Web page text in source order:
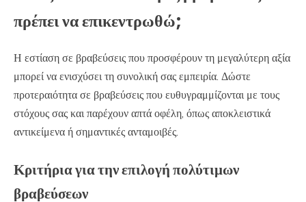
πρέπει να επικεντρωθώ;
Η εστίαση σε βραβεύσεις που προσφέρουν τη μεγαλύτερη αξία
μπορεί να ενισχύσει τη συνολική σας εμπειρία. Δώστε
προτεραιότητα σε βραβεύσεις που ευθυγραμμίζονται με τους
στόχους σας και παρέχουν απτά οφέλη, όπως αποκλειστικά
αντικείμενα ή σημαντικές ανταμοιβές.
Κριτήρια για την επιλογή πολύτιμων
βραβεύσεων